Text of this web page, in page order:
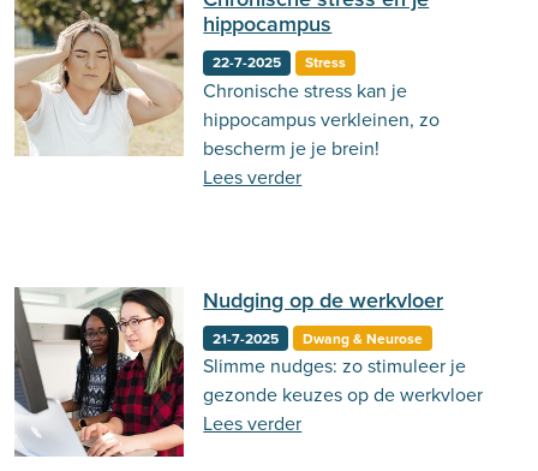
hippocampus
22-7-2025 Stress
Chronische stress kan je
hippocampus verkleinen, zo
bescherm je je brein!
Lees verder
Nudging op de werkvloer
21-7-2025 Dwang & Neurose
Slimme nudges: zo stimuleer je
gezonde keuzes op de werkvloer
Lees verder